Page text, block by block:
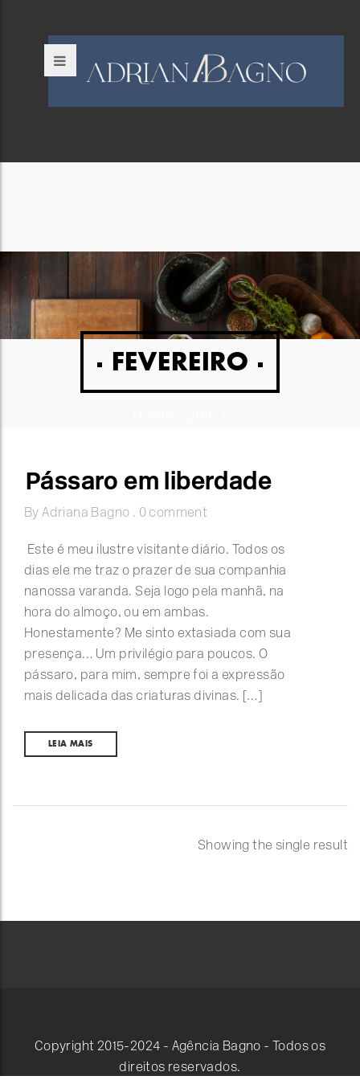
FEVEREIRO
Pássaro em liberdade
ByAdriana Bagno . 0 comment
Este é meu ilustre visitante diário. Todos os
dias ele me traz o prazer de sua companhia
na nossa varanda. Seja logo pela manhã, na
hora do almoço, ou em ambas.
Honestamente? Me sinto extasiada com sua
presença… Um privilégio para poucos. O
pássaro, para mim, sempre foi a expressão
mais delicada das criaturas divinas. […]
LEIA MAIS
Showing the single result
Copyright 2015-2024 - Agência Bagno - Todos os
direitos reservados.